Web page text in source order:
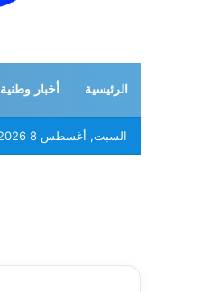
الرئيسية أخبار وطنية
السبت, أغسطس 8 2026